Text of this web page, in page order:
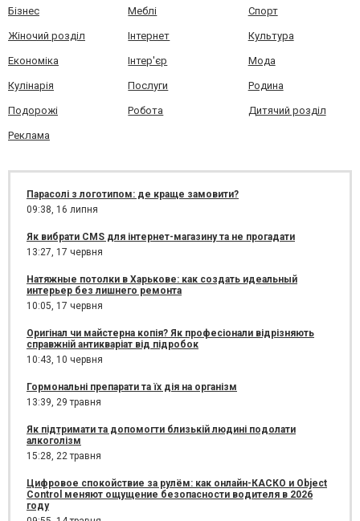
Бізнес Меблі Спорт
Жіночий розділ Інтернет Культура
Економіка Інтер'єр Мода
Кулінарія Послуги Родина
Подорожі Робота Дитячий розділ
Реклама
Парасолі з логотипом: де краще замовити?
09:38, 16 липня
Як вибрати CMS для інтернет-магазину та не прогадати
13:27, 17 червня
Натяжные потолки в Харькове: как создать идеальный
интерьер без лишнего ремонта
10:05, 17 червня
Оригінал чи майстерна копія? Як професіонали відрізняють
справжній антикваріат від підробок
10:43, 10 червня
Гормональні препарати та їх дія на організм
13:39, 29 травня
Як підтримати та допомогти близькій людині подолати
алкоголізм
15:28, 22 травня
Цифровое спокойствие за рулём: как онлайн-КАСКО и Object
Control меняют ощущение безопасности водителя в 2026
году